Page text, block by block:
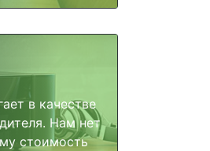
в качестве
Нам нет
стоимость